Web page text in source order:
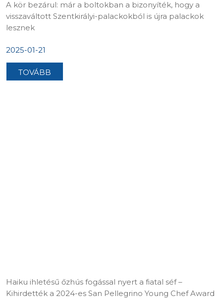
A kör bezárul: már a boltokban a bizonyíték, hogy a
visszaváltott Szentkirályi-palackokból is újra palackok
lesznek
2025-01-21
TOVÁBB
Haiku ihletésű őzhús fogással nyert a fiatal séf –
Kihirdették a 2024-es San Pellegrino Young Chef Award